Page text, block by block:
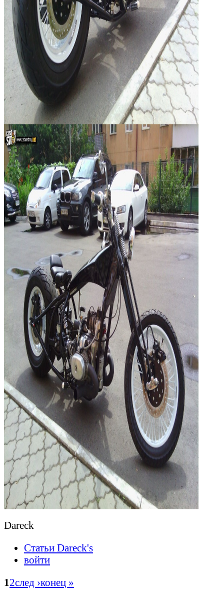
Dareck
Статьи Dareck's
войти
12след ›конец »